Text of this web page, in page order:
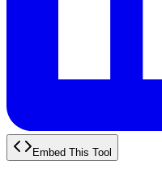
Embed This Tool